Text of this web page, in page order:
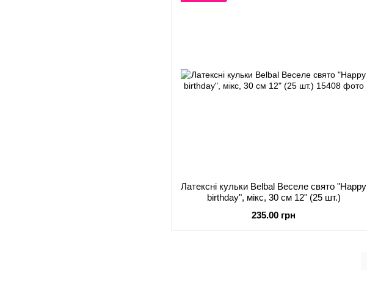
Латексні кульки Belbal Веселе свято "Happy
birthday", мікс, 30 см 12" (25 шт.)
235.00 грн